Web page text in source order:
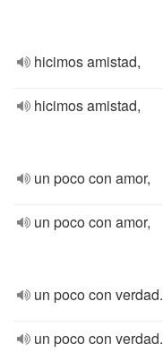
hicimos amistad,
hicimos amistad,
un poco con amor,
un poco con amor,
un poco con verdad.
un poco con verdad.